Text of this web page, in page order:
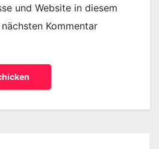
und Website in diesem
Kommentar